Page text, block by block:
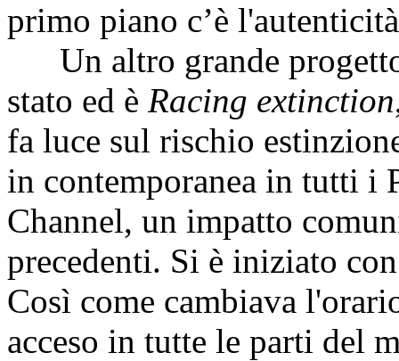
primo piano c’è
Un altro grande
stato ed è Racing extinction
fa luce sul rischio
in contemporanea in tutti i
Channel, un impatto
precedenti. Si è iniziato
Così come cambiava
acceso in tutte le parti del